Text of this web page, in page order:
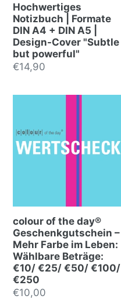
Hochwertiges
Notizbuch | Formate
DIN A4 + DIN A5 |
Design-Cover "Subtle
but powerful"
Normalpreis
€14,90
colour of the day®
Geschenkgutschein –
Mehr Farbe im Leben:
Wählbare Beträge:
€10/ €25/ €50/ €100/
€250
Normalpreis
€10,00